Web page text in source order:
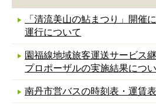
「清流美山の鮎まつり」開催
運行について
園福線地域旅客運送サービス
プロポーザルの実施結果につ
南丹市営バスの時刻表・運賃表